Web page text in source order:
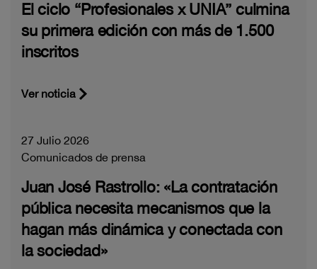
El ciclo “Profesionales x UNIA” culmina
su primera edición con más de 1.500
inscritos
Ver noticia
27 Julio 2026
Comunicados de prensa
Juan José Rastrollo: «La contratación
pública necesita mecanismos que la
hagan más dinámica y conectada con
la sociedad»